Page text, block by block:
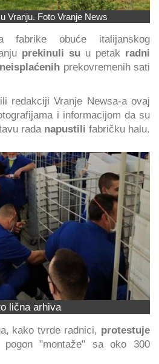
Vranju. Foto Vranje News
fabrike obuće italijanskog
prekinuli su u petak radni
neisplaćenih prekovremenih sati
redakciji Vranje Newsa-a ovaj
i informacijom da su
rada napustili fabričku halu.
lična arhiva
kako tvrde radnici, protestuje
"montaže" sa oko 300